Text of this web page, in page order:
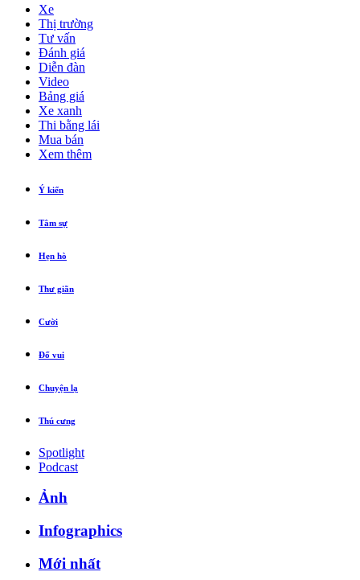
Xe
Thị trường
Tư vấn
Đánh giá
Diễn đàn
Video
Bảng giá
Xe xanh
Thi bằng lái
Mua bán
Xem thêm
Ý kiến
Tâm sự
Hẹn hò
Thư giãn
Cười
Đố vui
Chuyện lạ
Thú cưng
Spotlight
Podcast
Ảnh
Infographics
Mới nhất